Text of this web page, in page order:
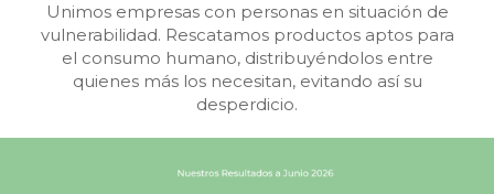
Unimos empresas con personas en situación de
vulnerabilidad. Rescatamos productos aptos para
el consumo humano, distribuyéndolos entre
quienes más los necesitan, evitando así su
desperdicio.